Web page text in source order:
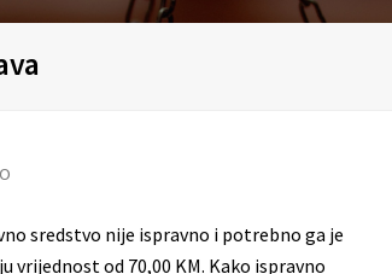
sredstvo nije ispravno i potrebno ga je
vrijednost od 70,00 KM. Kako ispravno